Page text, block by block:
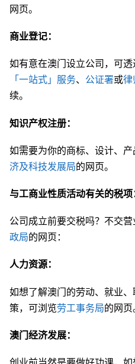
网页。
商业登记：
如有意在澳门设立公司，可透
「一站式」服务、 公证署或律
续。
知识产权注册：
如需要为你的商标、设计、
济及科技发展局的网页。
与工商业性质活动有关的税项
公司成立前要交税吗？不交
政局的网页：
人力资源：
如想了解澳门的劳动、就业
策，可浏览劳工事务局的网页
澳门经济发展：